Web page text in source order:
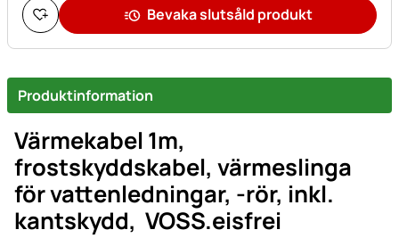
Bevaka slutsåld produkt
Produktinformation
Värmekabel 1m,
frostskyddskabel, värmeslinga
för vattenledningar, -rör, inkl.
kantskydd, VOSS.eisfrei